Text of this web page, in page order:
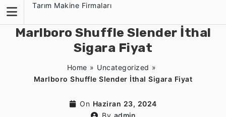
content
Tarım Makine Firmaları
Marlboro Shuffle Slender İthal
Sigara Fiyat
Home » Uncategorized »
Marlboro Shuffle Slender İthal Sigara Fiyat
On Haziran 23, 2024
By admin